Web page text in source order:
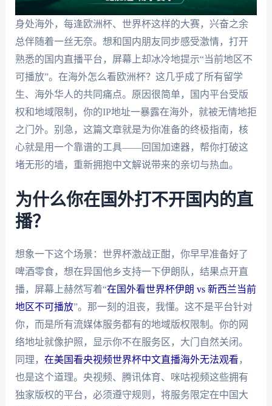
身处海外，每逢欧洲杯、世界杯这样的大赛，兴奋之余
总伴随着一丝无奈。想和国内朋友同步感受激情，打开
熟悉的国内直播平台，屏幕上却冰冷地提示“当前地区不
可播放”。在海外怎么看欧洲杯？这几乎成了所有留学
生、海外华人的共同痛点。原因很简单，国内平台受版
权和地域限制，你的IP地址一暴露在海外，就被无情地拒
之门外。别急，这篇文章就是为你准备的终极指南，核
心就是用一个靠谱的工具——回国加速器，帮你打破这
堵无形的墙，重新拥抱中文解说带来的亲切与热血。
为什么你在国外打不开国内的直
播？
想象一下这个场景：世界杯激战正酣，你早早准备好了
啤酒零食，想在异国他乡支持一下伊朗队，结果点开直
播，屏幕上赫然写着“在国外看世界杯伊朗 vs 新西兰当前
地区不可播放”。那一刻的沮丧，我懂。这不是平台针对
你，而是所有流媒体服务都有的地域版权限制。你的网
络地址就像护照，显示你不在服务区，大门自然关闭。
同理， 在美国看央视频世界杯中文直播海外无法观看 ，
也是这个道理。央视频、腾讯体育、咪咕视频这些拥有
独家版权的平台，必须遵守规则，将服务限定在中国大